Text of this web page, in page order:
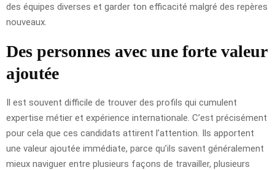
des équipes diverses et garder ton efficacité malgré des repères
nouveaux.
Des personnes avec une forte valeur
ajoutée
Il est souvent difficile de trouver des profils qui cumulent
expertise métier et expérience internationale. C’est précisément
pour cela que ces candidats attirent l’attention. Ils apportent
une valeur ajoutée immédiate, parce qu’ils savent généralement
mieux naviguer entre plusieurs façons de travailler, plusieurs